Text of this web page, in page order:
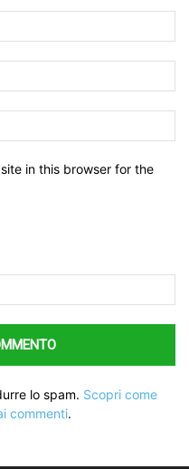
in this browser for the
lo spam. Scopri come
commenti.